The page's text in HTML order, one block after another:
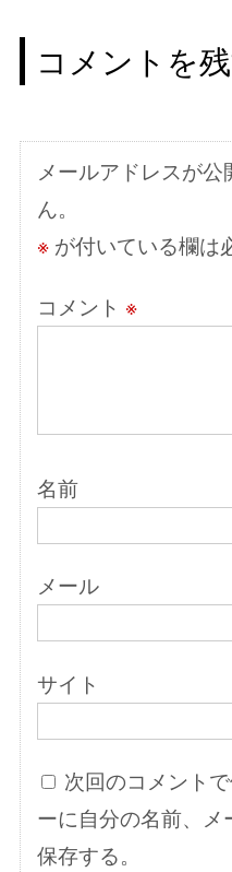
ビ
ゲ
シ
ョ
ン
コメントを
メールアドレスが
ん。
※が付いている欄は
コメント ※
名前
メール
サイト
次回のコメント
ーに自分の名前、
保存する。